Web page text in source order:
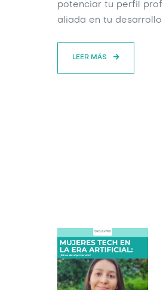
potenciar tu perfil
aliada en tu
LEER MÁS